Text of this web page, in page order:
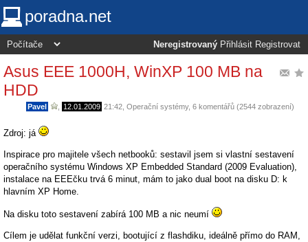
poradna.net
Neregistrovaný Přihlásit Registrovat
Asus EEE 1000H, WinXP 100 MB na
HDD
Pavel 12.01.2009 21:42 Operační systémy, 6 komentářů (2544 zobrazení)
Zdroj: já
Inspirace pro majitele všech netbooků: sestavil jsem si vlastní sestavení
operačního systému Windows XP Embedded Standard (2009 Evaluation),
instalace na EEEčku trvá 6 minut, mám to jako dual boot na disku D: k
hlavním XP Home.
Na disku toto sestavení zabírá 100 MB a nic neumí
Cílem je udělat funkční verzi, bootující z flashdiku, ideálně přímo do RAM,